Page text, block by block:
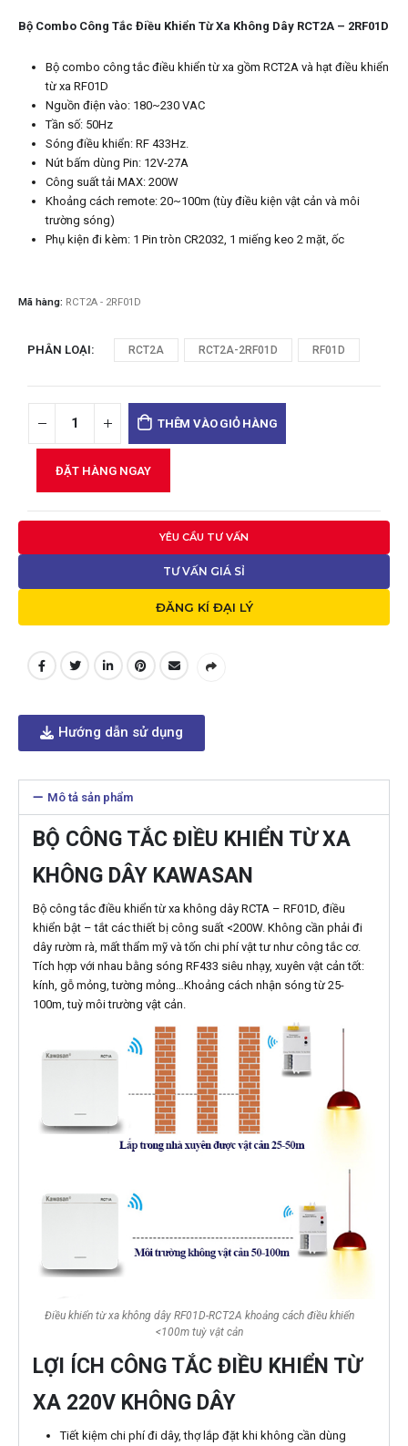
Bộ Combo Công Tắc Điều Khiển Từ Xa Không Dây RCT2A – 2RF01D
Bộ combo công tắc điều khiển từ xa gồm RCT2A và hạt điều khiển
từ xa RF01D
Nguồn điện vào: 180~230 VAC
Tần số: 50Hz
Sóng điều khiển: RF 433Hz.
Nút bấm dùng Pin: 12V-27A
Công suất tải MAX: 200W
Khoảng cách remote: 20~100m (tùy điều kiện vật cản và môi
trường sóng)
Phụ kiện đi kèm: 1 Pin tròn CR2032, 1 miếng keo 2 mặt, ốc
Mã hàng: RCT2A - 2RF01D
PHÂN LOẠI RCT2A RCT2A-2RF01D RF01D
THÊM VÀO GIỎ HÀNG
ĐẶT HÀNG NGAY
YÊU CẦU TƯ VẤN
TƯ VẤN GIÁ SỈ
ĐĂNG KÍ ĐẠI LÝ
Hướng dẫn sử dụng
Mô tả sản phẩm
BỘ CÔNG TẮC ĐIỀU KHIỂN TỪ XA
KHÔNG DÂY KAWASAN
Bộ công tắc điều khiển từ xa không dây RCTA – RF01D, điều
khiển bật – tắt các thiết bị công suất <200W. Không cần phải đi
dây rườm rà, mất thẩm mỹ và tốn chi phí vật tư như công tắc cơ.
Tích hợp với nhau bằng sóng RF433 siêu nhạy, xuyên vật cản tốt:
kính, gỗ mỏng, tường mỏng…Khoảng cách nhận sóng từ 25-
100m, tuỳ môi trường vật cản.
Điều khiển từ xa không dây RF01D-RCT2A khoảng cách điều khiển
<100m tuỳ vật cản
LỢI ÍCH CÔNG TẮC ĐIỀU KHIỂN TỪ
XA 220V KHÔNG DÂY
Tiết kiệm chi phí đi dây, thợ lắp đặt khi không cần dùng